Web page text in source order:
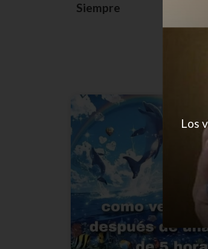
Siempre
Los